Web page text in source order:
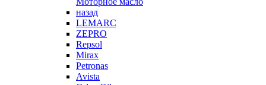
назад
LEMARC
ZEPRO
Repsol
Mirax
Petronas
Avista